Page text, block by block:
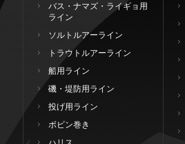
バス・ナマズ・ライギョ用
ライン
ソルトルアーライン
トラウトルアーライン
船用ライン
磯・堤防用ライン
投げ用ライン
ボビン巻き